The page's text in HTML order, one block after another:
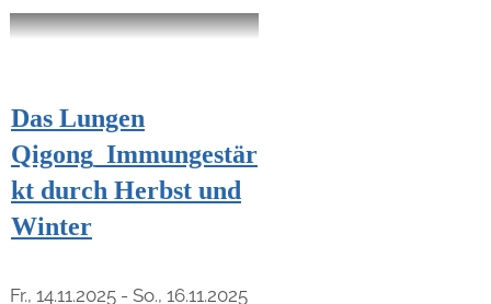
Das Lungen
Qigong_Immungestär
kt durch Herbst und
Winter
Fr., 14.11.2025 - So., 16.11.2025